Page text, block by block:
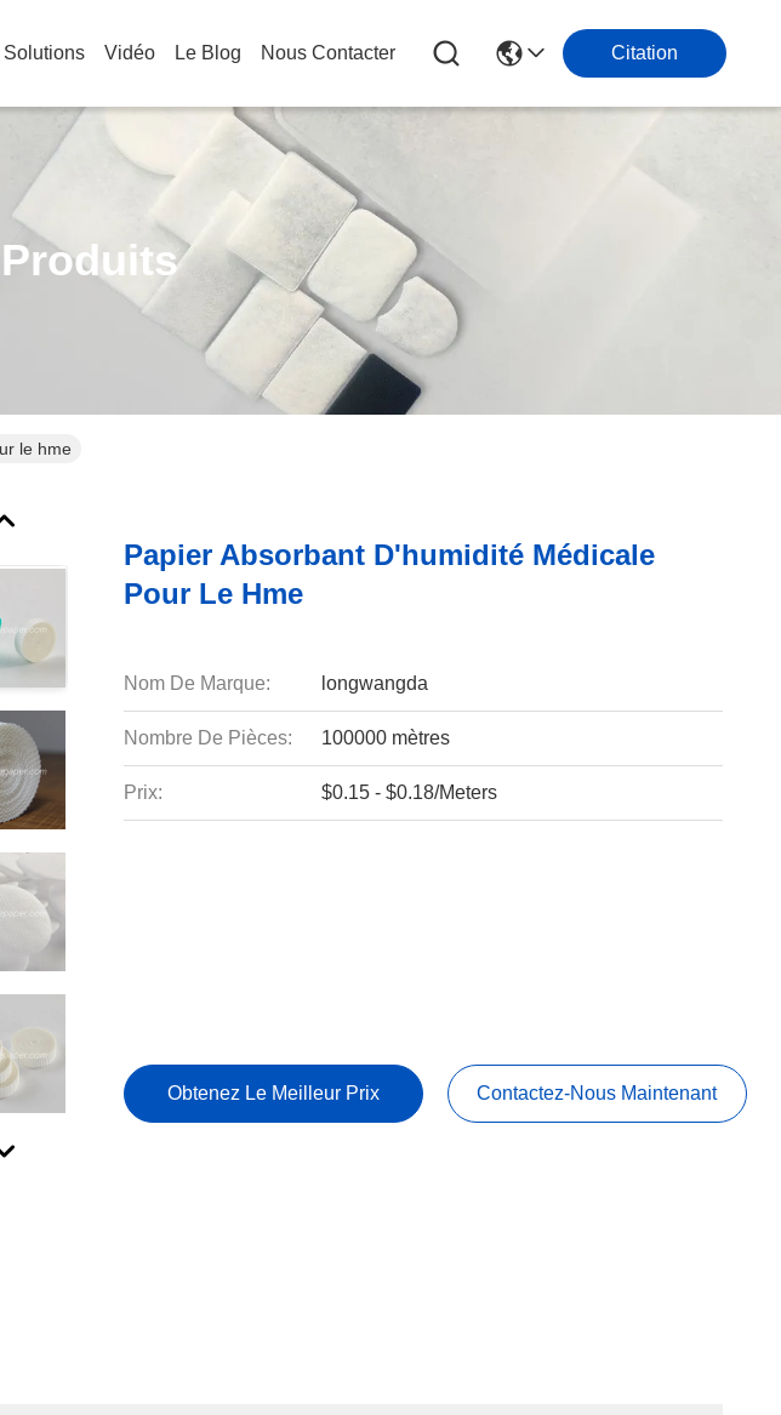
Solutions Vidéo Le Blog Nous Contacter Citation
le hme
Papier Absorbant D'humidité Médicale
Pour Le Hme
Nom De Marque: longwangda
Nombre De Pièces: 100000 mètres
Prix: $0.15 - $0.18/Meters
Obtenez Le Meilleur Prix Contactez-Nous Maintenant